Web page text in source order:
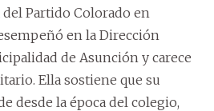
del Partido Colorado en
en la Dirección
de Asunción y carece
Ella sostiene que su
desde la época del colegio,